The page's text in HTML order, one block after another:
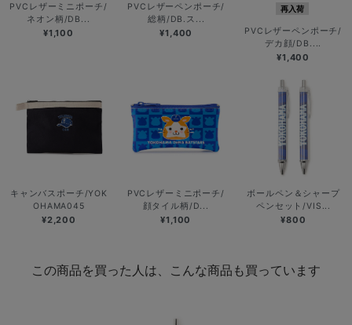
PVCレザーミニポーチ/
ネオン柄/DB...
¥1,100
PVCレザーペンポーチ/
総柄/DB.ス...
¥1,400
再入荷
PVCレザーペンポーチ/
デカ顔/DB....
¥1,400
キャンバスポーチ/YOK
OHAMA045
¥2,200
PVCレザーミニポーチ/
顔タイル柄/D...
¥1,100
ボールペン＆シャープ
ペンセット/VIS...
¥800
この商品を買った人は、こんな商品も買っています